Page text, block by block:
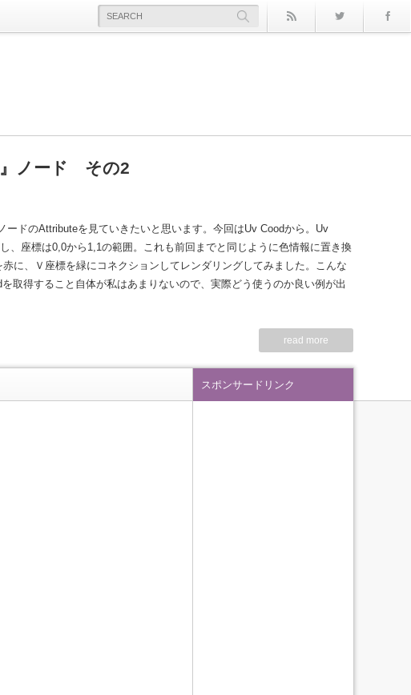
ノード その2
ードのAttributeを見ていきたいと思います。今回はUv Coodから。Uv
、座標は0,0から1,1の範囲。これも前回までと同じように色情報に置き換
に、Ｖ座標を緑にコネクションしてレンダリングしてみました。こんな
取得すること自体が私はあまりないので、実際どう使うのか良い例が出
read more
その２』
Part04
会おう
スポンサードリンク